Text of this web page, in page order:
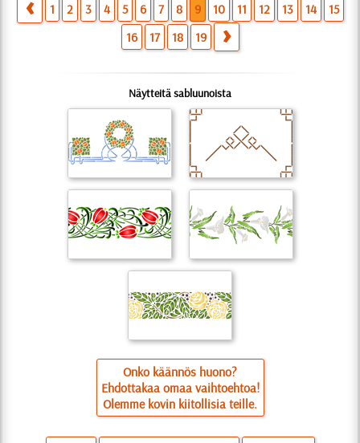
1 2 3 4 5 6 7 8 9 10 11 12 13 14
15
16
17 18 19
Näytteitä sabluunoista
Onko käännös huono?
Ehdottakaa omaa vaihtoehtoa!
Olemme kovin kiitollisia teille.